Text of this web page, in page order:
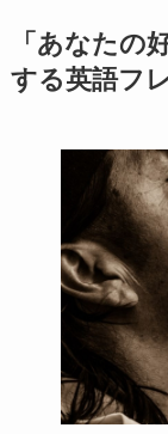
「あなたの
する英語フ